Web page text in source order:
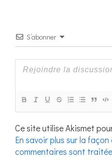
S’abonner
Ce site utilise Akismet
En savoir plus sur la
commentaires sont